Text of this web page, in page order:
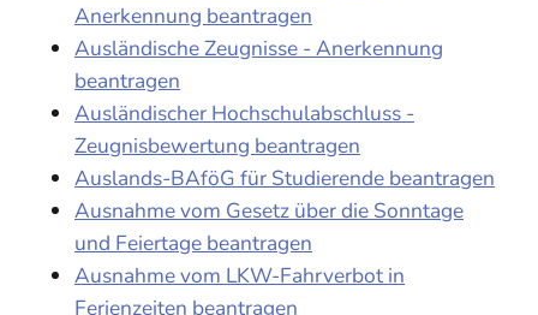
Anerkennung beantragen
Ausländische Zeugnisse - Anerkennung
beantragen
Ausländischer Hochschulabschluss -
Zeugnisbewertung beantragen
Auslands-BAföG für Studierende beantragen
Ausnahme vom Gesetz über die Sonntage
und Feiertage beantragen
Ausnahme vom LKW-Fahrverbot in
Ferienzeiten beantragen